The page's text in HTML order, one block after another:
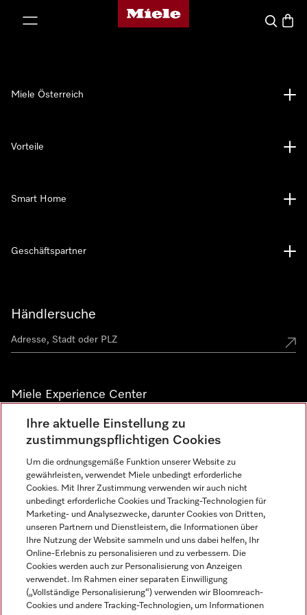
Miele-Homepage
Suche
Händlersuche
Miele Experience Center
Alle Miele Experience Center anzeigen
Newsletter
Miele Österreich
Vorteile
Smart Home
Geschäftspartner
Miele auf Instagram
Miele auf Facebook
Miele auf Youtube
Ihre aktuelle Einstellung zu
zustimmungspflichtigen Cookies
Um die ordnungsgemäße Funktion unserer Website zu
gewährleisten, verwendet Miele unbedingt erforderliche
Cookies. Mit Ihrer Zustimmung verwenden wir auch nicht
unbedingt erforderliche Cookies und Tracking-Technologien für
Marketing- und Analysezwecke, darunter Cookies von Dritten,
unseren Partnern und Dienstleistern, die Informationen über
Ihre Nutzung der Website sammeln und uns dabei helfen, Ihr
Online-Erlebnis zu personalisieren und zu verbessern. Die
Cookies werden auch zur Personalisierung von Anzeigen
verwendet. Im Rahmen einer separaten Einwilligung
(„Vollständige Personalisierung“) verwenden wir Bloomreach-
Cookies und andere Tracking-Technologien, um Informationen